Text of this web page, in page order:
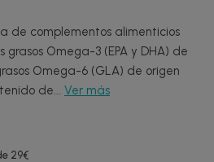
de complementos alimenticios
Omega-3 (EPA y DHA) de
Omega-6 (GLA) de origen
de... Ver más
29€